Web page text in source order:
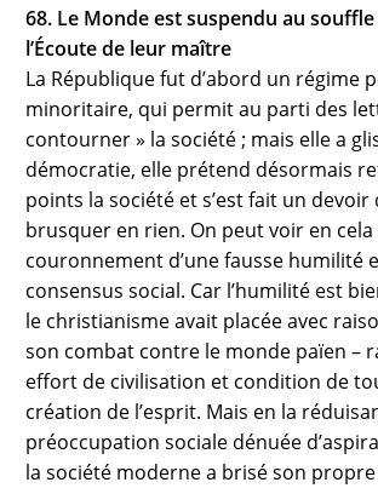
68. Le Monde est suspendu au
l’Écoute de leur maître
La République fut d’abord un régime
minoritaire, qui permit au parti des
contourner » la société ; mais elle a
démocratie, elle prétend désormais
points la société et s’est fait un devoir
brusquer en rien. On peut voir en cela
couronnement d’une fausse humilité
consensus social. Car l’humilité est
le christianisme avait placée avec
son combat contre le monde païen –
effort de civilisation et condition de
création de l’esprit. Mais en la
préoccupation sociale dénuée
la société moderne a brisé son